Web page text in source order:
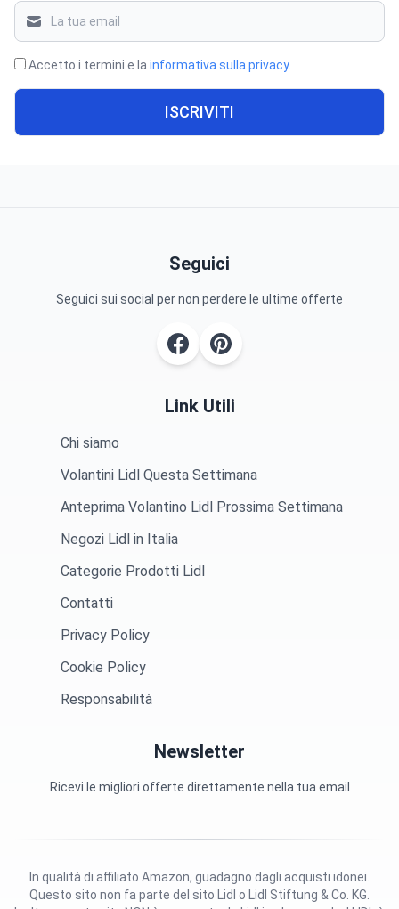
Accetto i termini e la informativa sulla privacy.
ISCRIVITI
Seguici
Seguici sui social per non perdere le ultime offerte
Link Utili
Chi siamo
Volantini Lidl Questa Settimana
Anteprima Volantino Lidl Prossima Settimana
Negozi Lidl in Italia
Categorie Prodotti Lidl
Contatti
Privacy Policy
Cookie Policy
Responsabilità
Newsletter
Ricevi le migliori offerte direttamente nella tua email
Questo sito non fa parte del sito Lidl o Lidl Stiftung & Co. KG.
In qualità di affiliato Amazon, guadagno dagli acquisti idonei.